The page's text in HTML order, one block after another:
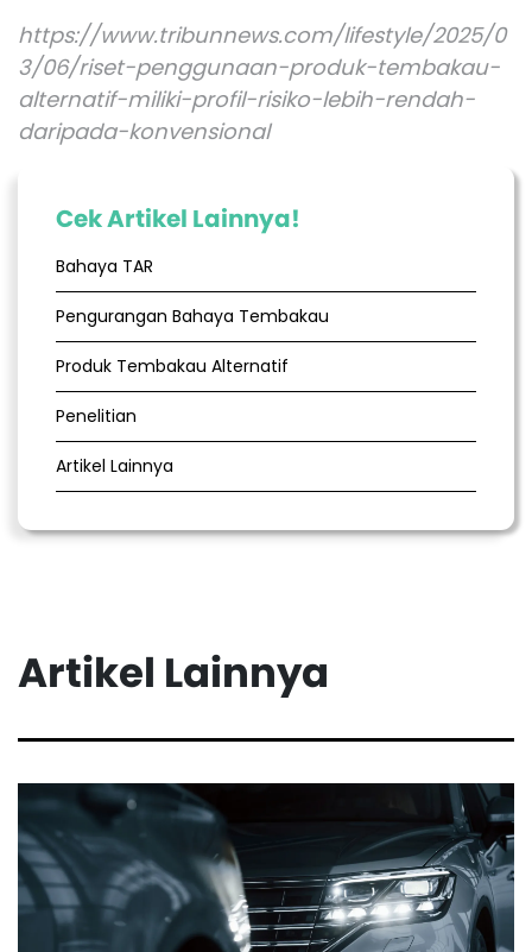
https://www.tribunnews.com/lifestyle/2025/0
3/06/riset-penggunaan-produk-tembakau-
alternatif-miliki-profil-risiko-lebih-rendah-
daripada-konvensional
Cek Artikel Lainnya!
Bahaya TAR
Pengurangan Bahaya Tembakau
Produk Tembakau Alternatif
Penelitian
Artikel Lainnya
Artikel Lainnya